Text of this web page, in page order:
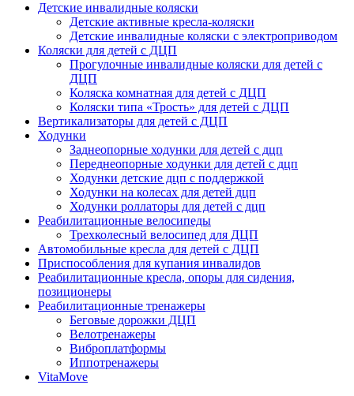
Детские инвалидные коляски
Детские активные кресла-коляски
Детские инвалидные коляски с электроприводом
Коляски для детей с ДЦП
Прогулочные инвалидные коляски для детей с
ДЦП
Коляска комнатная для детей с ДЦП
Коляски типа «Трость» для детей с ДЦП
Вертикализаторы для детей с ДЦП
Ходунки
Заднеопорные ходунки для детей с дцп
Переднеопорные ходунки для детей с дцп
Ходунки детские дцп с поддержкой
Ходунки на колесах для детей дцп
Ходунки роллаторы для детей с дцп
Реабилитационные велосипеды
Трехколесный велосипед для ДЦП
Автомобильные кресла для детей с ДЦП
Приспособления для купания инвалидов
Реабилитационные кресла, опоры для сидения,
позиционеры
Реабилитационные тренажеры
Беговые дорожки ДЦП
Велотренажеры
Виброплатформы
Иппотренажеры
VitaMove